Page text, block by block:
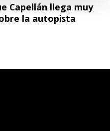
Capellán llega muy
la autopista